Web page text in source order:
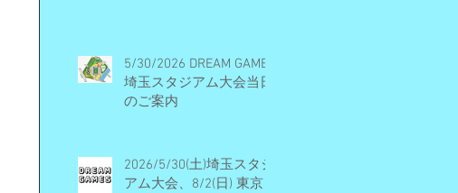
5/30/2026 DREAM GAMES
埼玉スタジアム大会当日
のご案内
2026/5/30(土)埼玉スタジ
アム大会、8/2(日) 東京